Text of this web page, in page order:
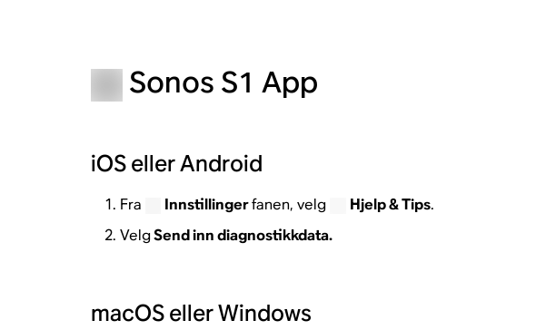
Sonos S1 App
iOS eller Android
Fra Innstillingerfanen, velg Hjelp & Tips.
VelgSend inn diagnostikkdata.
macOS eller Windows